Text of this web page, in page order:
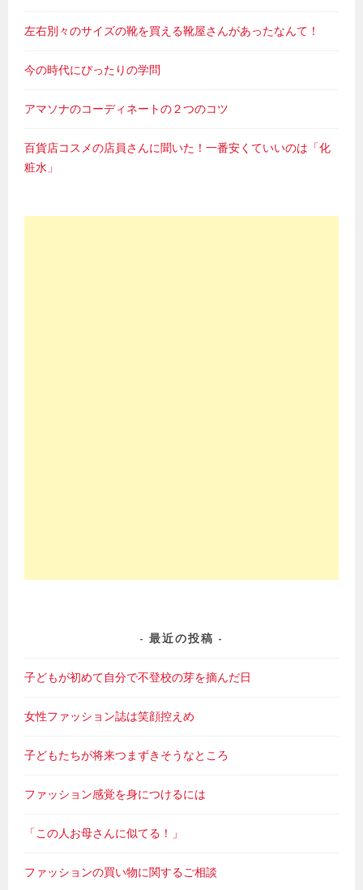
左右別々のサイズの靴を買える靴屋さんがあったなんて！
今の時代にぴったりの学問
アマソナのコーディネートの２つのコツ
百貨店コスメの店員さんに聞いた！一番安くていいのは「化
粧水」
最近の投稿
子どもが初めて自分で不登校の芽を摘んだ日
女性ファッション誌は笑顔控えめ
子どもたちが将来つまずきそうなところ
ファッション感覚を身につけるには
「この人お母さんに似てる！」
ファッションの買い物に関するご相談